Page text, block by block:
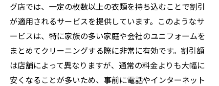
グ店では、一定の枚数以上の衣類を持ち込むことで割引
が適用されるサービスを提供しています。このようなサ
ービスは、特に家族の多い家庭や会社のユニフォームを
まとめてクリーニングする際に非常に有効です。割引額
は店舗によって異なりますが、通常の料金よりも大幅に
安くなることが多いため、事前に電話やインターネット